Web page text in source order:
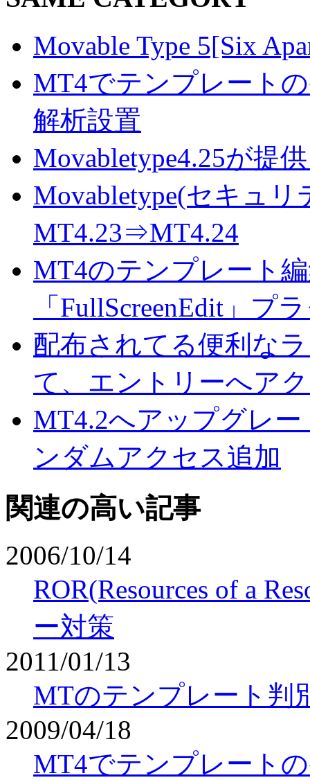
Movable Type 5[Six
MT4でテンプレート
解析設置
Movabletype4.25が提
Movabletype(セキュ
MT4.23⇒MT4.24
MT4のテンプレート
「FullScreenEdit」プ
配布されてる便利な
て、エントリーへア
MT4.2へアップグレ
ンダムアクセス追加
関連の高い記事
2006/10/14
ROR(Resources of a
ー対策
2011/01/13
MTのテンプレート判
2009/04/18
MT4でテンプレート